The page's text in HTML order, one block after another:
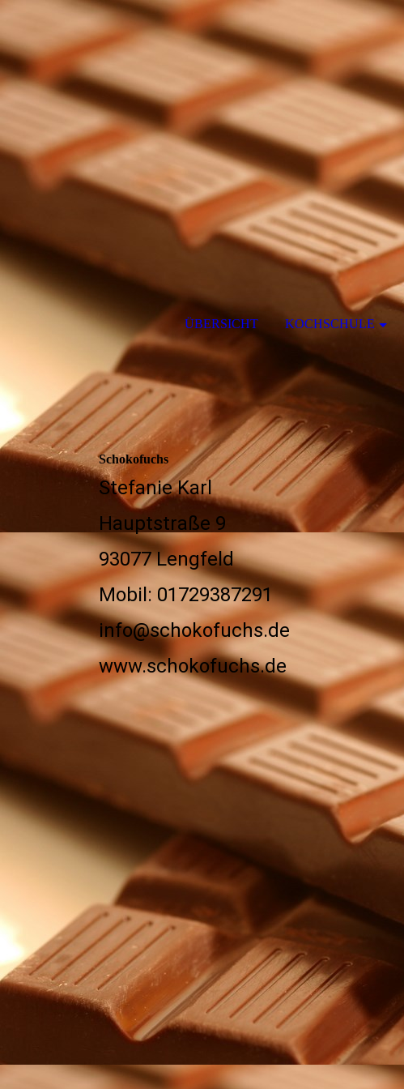
ÜBERSICHT KOCHSCHULE
Schokofuchs
Stefanie Karl
Hauptstraße 9
93077 Lengfeld
Mobil: 01729387291
info@schokofuchs.de
www.schokofuchs.de